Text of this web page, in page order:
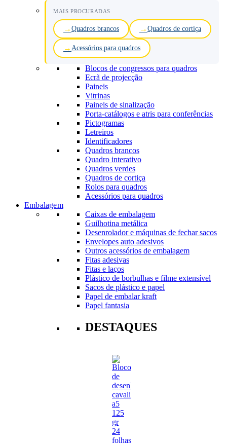
MAIS PROCURADAS
Quadros brancos Quadros de cortiça
Acessórios para quadros
Blocos de congressos para quadros
Ecrã de projecção
Paineis
Vitrinas
Paineis de sinalização
Porta-catálogos e atris para conferências
Pictogramas
Letreiros
Identificadores
Quadros brancos
Quadro interativo
Quadros verdes
Quadros de cortiça
Rolos para quadros
Acessórios para quadros
Embalagem
Caixas de embalagem
Guilhotina metálica
Desenrolador e máquinas de fechar sacos
Envelopes auto adesivos
Outros acessórios de embalagem
Fitas adesivas
Fitas e laços
Plástico de borbulhas e filme extensível
Sacos de plástico e papel
Papel de embalar kraft
Papel fantasia
DESTAQUES